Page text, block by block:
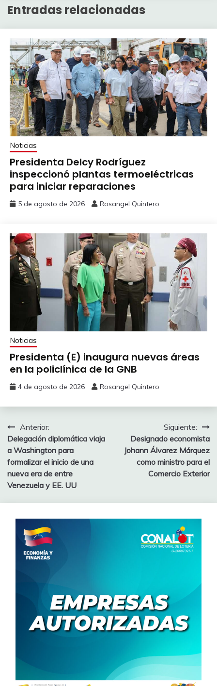
Entradas relacionadas
Noticias
Presidenta Delcy Rodríguez
inspeccionó plantas termoeléctricas
para iniciar reparaciones
5 de agosto de 2026 Rosangel Quintero
Noticias
Presidenta (E) inaugura nuevas áreas
en la policlínica de la GNB
4 de agosto de 2026 Rosangel Quintero
Anterior:
Delegación diplomática viaja
a Washington para
formalizar el inicio de una
nueva era de entre
Venezuela y EE. UU
Siguiente:
Designado economista
Johann Álvarez Márquez
como ministro para el
Comercio Exterior